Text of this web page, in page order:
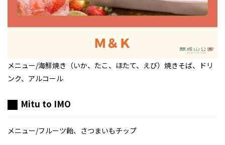
メニュー/海鮮焼き（いか、たこ、ほたて、えび）焼きそば、ドリ
ンク、アルコール
Mitu to IMO
メニュー/フルーツ飴、さつまいもチップ